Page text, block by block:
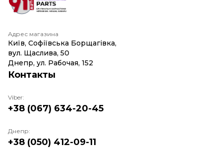
Адрес магазина
Київ, Софіївська Борщагівка,
вул. Щаслива, 50
Днепр, ул. Рабочая, 152
Контакты
Viber:
+38 (067) 634-20-45
Днепр:
+38 (050) 412-09-11